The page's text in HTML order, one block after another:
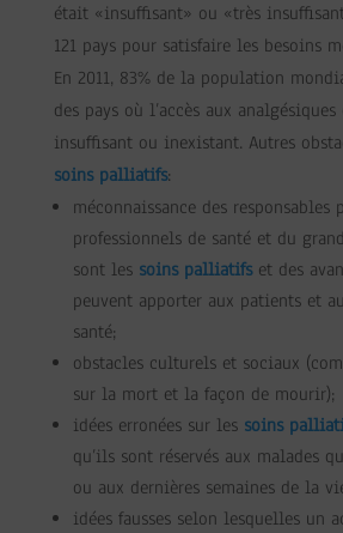
était «insuffisant» ou «très
121 pays pour satisfaire les besoins
En 2011, 83% de la population
des pays où l’accès aux
insuffisant ou inexistant. Autres
soins palliatifs:
méconnaissance des responsables
professionnels de santé et du
sont les soins palliatifset des
peuvent apporter aux patients et
santé;
obstacles culturels et sociaux
sur la mort et la façon de mourir);
idées erronées sur les soins
qu’ils sont réservés aux malades
ou aux dernières semaines de la
idées fausses selon lesquelles un